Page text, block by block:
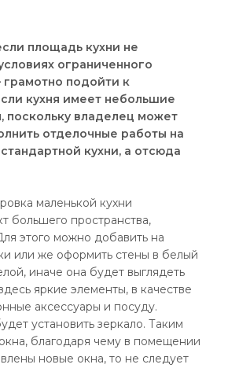
площадь кухни не
ограниченного
грамотно подойти к
кухня имеет небольшие
поскольку владелец может
отделочные работы на
кухни, а отсюда
большего пространства,
этого можно добавить на
или же оформить стены в белый
иначе она будет выглядеть
яркие элементы, в качестве
аксессуары и посуду.
установить зеркало. Таким
благодаря чему в помещении
новые окна, то не следует